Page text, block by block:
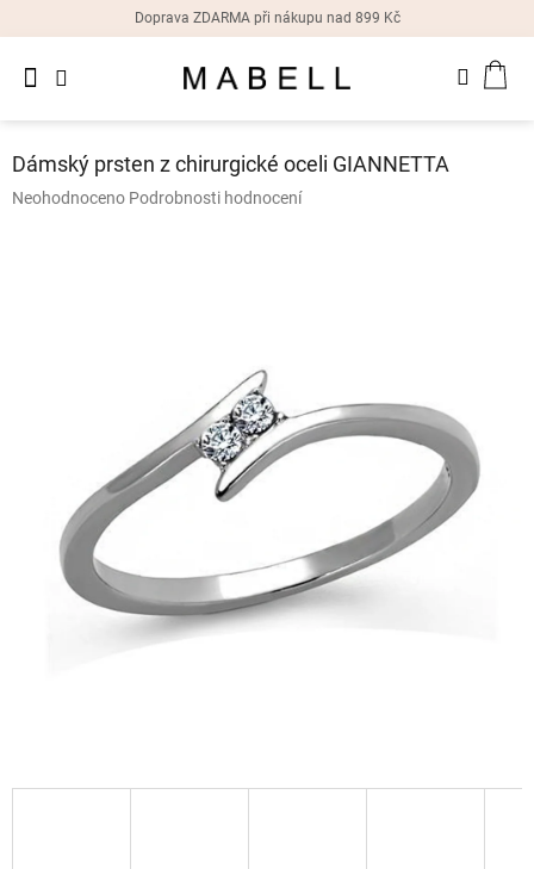
Doprava ZDARMA při nákupu nad 899 Kč
Dámské
náušnice
Slevy
Dámský prsten z chirurgické oceli GIANNETTA
Průměrné
Neohodnoceno Podrobnosti hodnocení